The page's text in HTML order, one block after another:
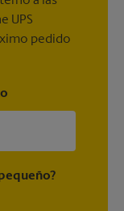
UPS
pedido